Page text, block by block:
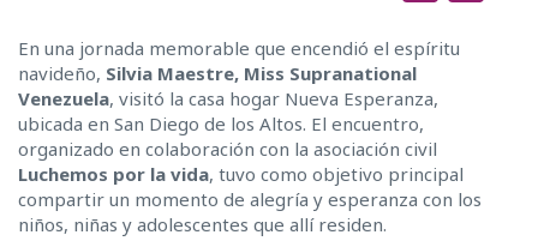
En una jornada memorable que encendió el espíritu
navideño, Silvia Maestre, Miss Supranational
Venezuela, visitó la casa hogar Nueva Esperanza,
ubicada en San Diego de los Altos. El encuentro,
organizado en colaboración con la asociación civil
Luchemos por la vida, tuvo como objetivo principal
compartir un momento de alegría y esperanza con los
niños, niñas y adolescentes que allí residen.